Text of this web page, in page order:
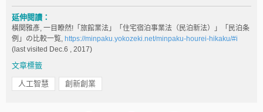
延伸閱讀：
橫関雅彥, 一目瞭然!「旅館業法」「住宅宿泊事業法（民泊新法）」「民泊条
例」の比較一覧, https://minpaku.yokozeki.net/minpaku-hourei-hikaku/#i
(last visited Dec.6 , 2017)
文章標籤
人工智慧 創新創業